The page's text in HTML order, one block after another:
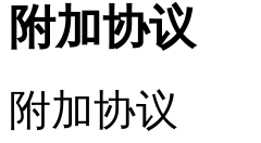
附加协议
附加协议